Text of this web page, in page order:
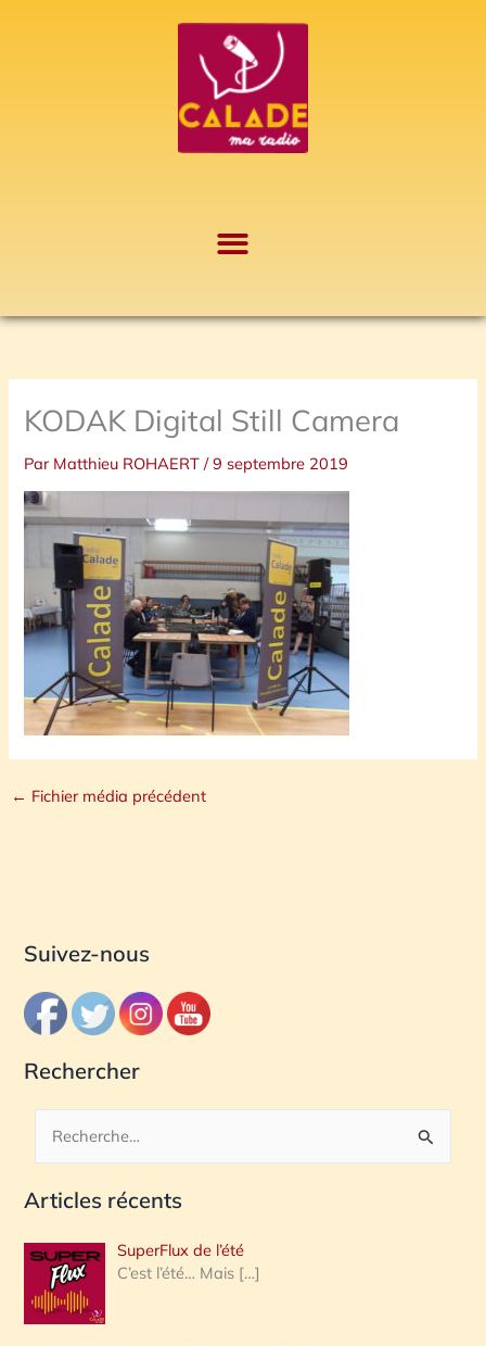
KODAK Digital Still Camera
Par Matthieu ROHAERT/9 septembre 2019
← Fichier média précédent
Suivez-nous
Rechercher
c
e
r
c
Articles récents
SuperFlux de l’été
C’est l’été… Mais […]